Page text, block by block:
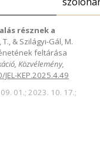
résznek a
& Szilágyi-Gál, M.
feltárása
Közvélemény,
KEP.2025.4.49
01.; 2023. 10. 17.;